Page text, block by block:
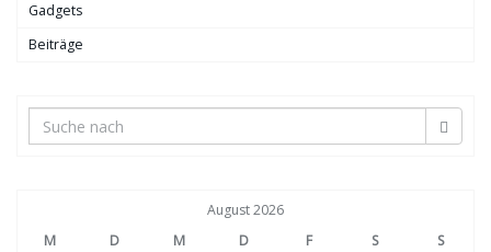
Gadgets
Beiträge
August 2026
M
D M D F S
S